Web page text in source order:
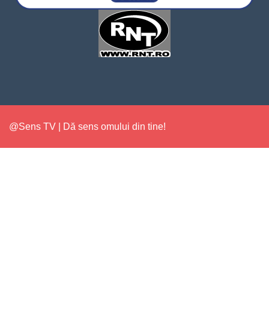
@Sens TV | Dă sens omului din tine!